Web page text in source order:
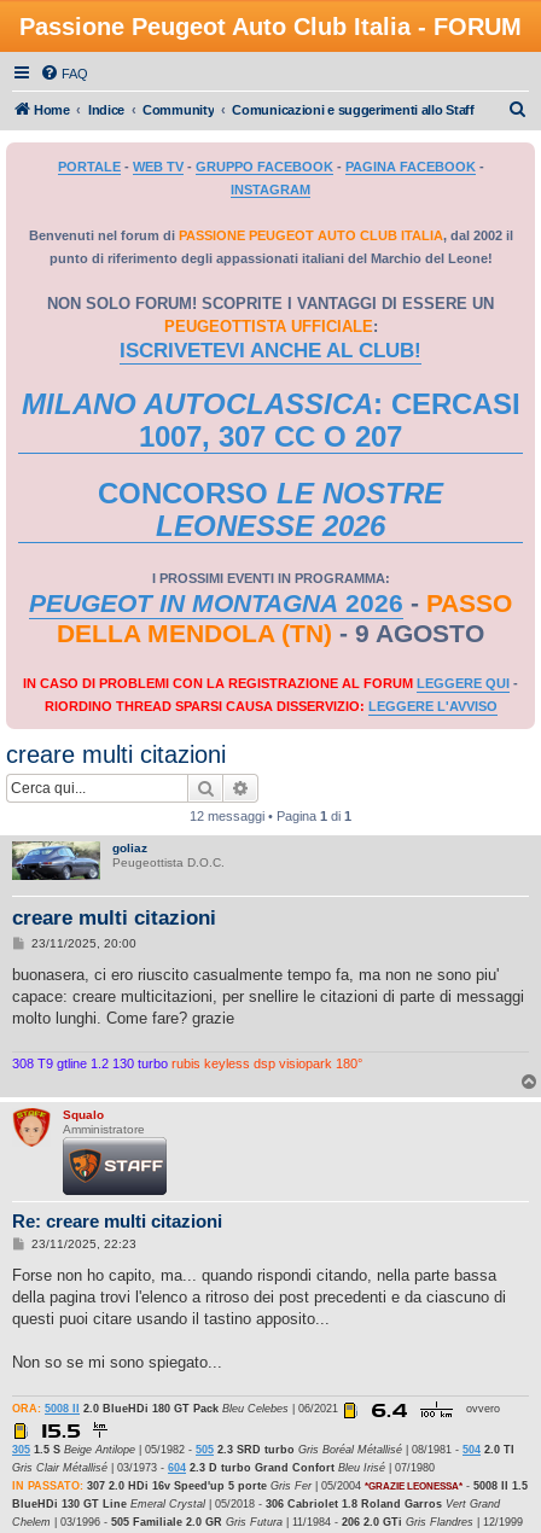
Passione Peugeot Auto Club Italia - FORUM
FAQ
Home Indice Community Comunicazioni e suggerimenti allo Staff
PORTALE- WEB TV- GRUPPO FACEBOOK- PAGINA FACEBOOK-
INSTAGRAM
Benvenuti nel forum di PASSIONE PEUGEOT AUTO CLUB ITALIA, dal 2002 il
punto di riferimento degli appassionati italiani del Marchio del Leone!
NON SOLO FORUM! SCOPRITE I VANTAGGI DI ESSERE UN
PEUGEOTTISTA UFFICIALE:
ISCRIVETEVI ANCHE AL CLUB!
MILANO AUTOCLASSICA: CERCASI
1007, 307 CC O 207
CONCORSO LE NOSTRE
LEONESSE 2026
I PROSSIMI EVENTI IN PROGRAMMA:
PEUGEOT IN MONTAGNA 2026 - PASSO
DELLA MENDOLA (TN) - 9 AGOSTO
IN CASO DI PROBLEMI CON LA REGISTRAZIONE AL FORUM LEGGERE QUI -
RIORDINO THREAD SPARSI CAUSA DISSERVIZIO: LEGGERE L'AVVISO
creare multi citazioni
Cerca
12 messaggi • Pagina 1 di 1
goliaz
Peugeottista D.O.C.
creare multi citazioni
M
s
a
g
o
23/11/2025, 20:00
buonasera, ci ero riuscito casualmente tempo fa, ma non ne sono piu'
capace: creare multicitazioni, per snellire le citazioni di parte di messaggi
molto lunghi. Come fare? grazie
308 T9 gtline 1.2 130 turbo rubis keyless dsp visiopark 180°
Squalo
Amministratore
Re: creare multi citazioni
M
s
a
g
o
23/11/2025, 22:23
Forse non ho capito, ma... quando rispondi citando, nella parte bassa
della pagina trovi l'elenco a ritroso dei post precedenti e da ciascuno di
questi puoi citare usando il tastino apposito...
Non so se mi sono spiegato...
ORA: 5008 II 2.0 BlueHDi 180 GT Pack Bleu Celebes | 06/2021 ovvero
305 1.5 S Beige Antilope | 05/1982 - 505 2.3 SRD turbo Gris Boréal Métallisé | 08/1981 - 504 2.0 TI
Gris Clair Métallisé | 03/1973 - 604 2.3 D turbo Grand Confort Bleu Irisé | 07/1980
IN PASSATO: 307 2.0 HDi 16v Speed'up 5 porte Gris Fer| 05/2004 *GRAZIE LEONESSA* - 5008 II 1.5
BlueHDi 130 GT Line Emeral Crystal | 05/2018 - 306 Cabriolet 1.8 Roland Garros Vert Grand
Chelem | 03/1996 - 505 Familiale 2.0 GR Gris Futura | 11/1984 - 206 2.0 GTi Gris Flandres | 12/1999